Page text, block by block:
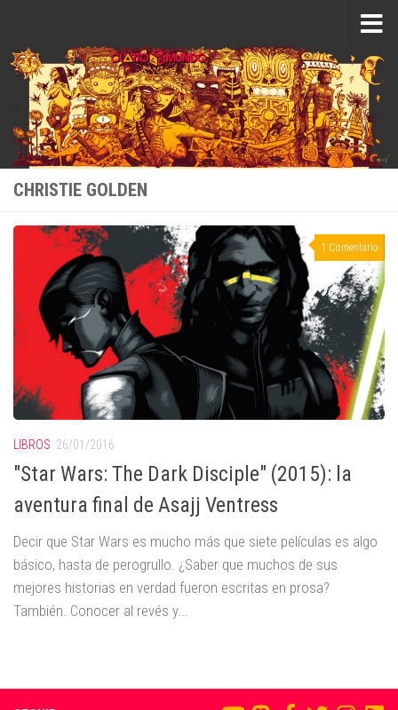
CHRISTIE GOLDEN
1 Comentario
LIBROS 26/01/2016
"Star Wars: The Dark Disciple" (2015): la
aventura final de Asajj Ventress
Decir que Star Wars es mucho más que siete películas es algo
básico, hasta de perogrullo. ¿Saber que muchos de sus
mejores historias en verdad fueron escritas en prosa?
También. Conocer al revés y...